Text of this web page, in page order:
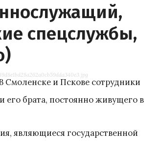
спецслужбы,
Смоленске и Пскове сотрудники
брата, постоянно живущего в
являющиеся государственной